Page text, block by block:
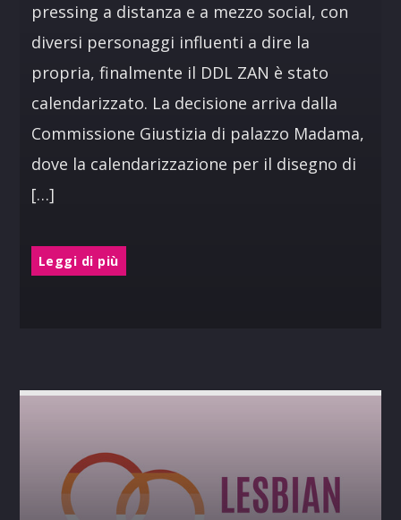
pressing a distanza e a mezzo social, con
diversi personaggi influenti a dire la
propria, finalmente il DDL ZAN è stato
calendarizzato. La decisione arriva dalla
Commissione Giustizia di palazzo Madama,
dove la calendarizzazione per il disegno di
[…]
Leggi di più